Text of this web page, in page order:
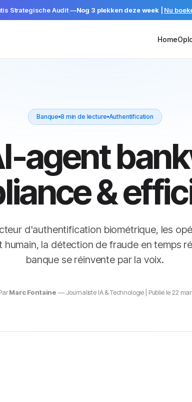
Strategische Audit —Nog 3 plekken deze week| Nu
Home
Banque 8 min de lecture Authentification
agent
&
d'authentification biométrique, les
humain, la détection de fraude en temps
banque se réinvente par la voix.
Marc Fontaine — Journaliste IA & Technologie | Publié le 22